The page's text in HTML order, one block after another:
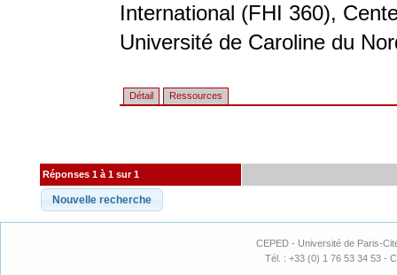
International (FHI 360),
Université de Caroline du
Détail Ressources
Réponses 1 à 1 sur 1
CEPED - Université de Paris-
Tél. : +33 (0) 1 76 53 34 53 -